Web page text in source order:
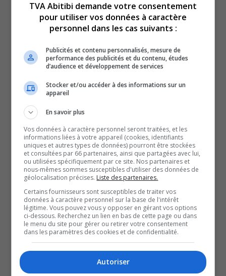
La candidate au poste de
co-porte-parole de Québec
solidaire, Émilise Lessard-
Therrien, réagit au
changement de ministre
régional et trace un bilan de
sa campagne.
Yvon Moreau s’est entretenu avec l’ancienne députée
dans Rouyn-Noranda-Témiscamingue.
QUESTION DU JOUR
TVA Abitibi demande votre consentement
pour utiliser vos données à caractère
personnel dans les cas suivants :
Publicités et contenu personnalisés, mesure de
performance des publicités et du contenu, études
d’audience et développement de services
Stocker et/ou accéder à des informations sur un
appareil
En savoir plus
Vos données à caractère personnel seront traitées, et les
informations liées à votre appareil (cookies, identifiants
uniques et autres types de données) pourront être stockées
et consultées par 66 partenaires, ainsi que partagées avec lui,
ou utilisées spécifiquement par ce site. Nos partenaires et
nous-mêmes sommes susceptibles d'utiliser des données de
géolocalisation précises. Liste des partenaires.
Certains fournisseurs sont susceptibles de traiter vos
données à caractère personnel sur la base de l'intérêt
légitime. Vous pouvez vous y opposer en gérant vos options
ci-dessous. Recherchez un lien en bas de cette page ou dans
le menu du site pour gérer ou retirer votre consentement
dans les paramètres des cookies et de confidentialité.
Autoriser